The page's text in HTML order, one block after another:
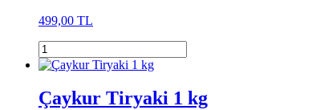
499,00 TL
Çaykur Tiryaki 1 kg